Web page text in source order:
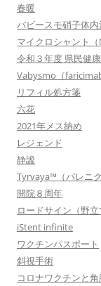
春暖
バビースモ硝子体内
マイクロシャント
令和３年度 県民健
Vabysmo（
リフィル処方箋
六花
2021年メス納め
レジェンド
静謐
Tyrvaya™（バレニ
開院８周年
ロードサイン（野立
iStent infinite
ワクチンパスポート
斜視手術
コロナワクチンと